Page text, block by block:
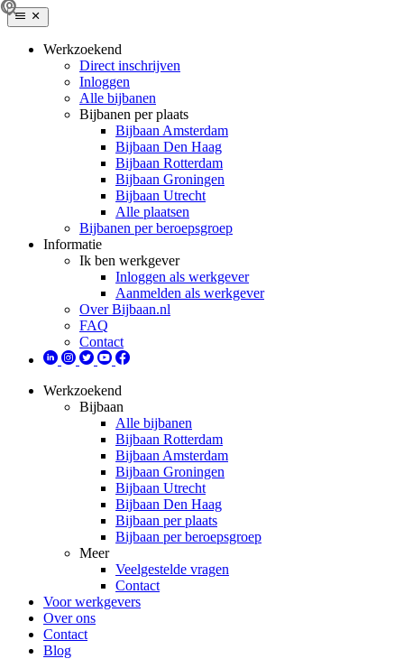
Werkzoekend
Direct inschrijven
Inloggen
Alle bijbanen
Bijbanen per plaats
Bijbaan Amsterdam
Bijbaan Den Haag
Bijbaan Rotterdam
Bijbaan Groningen
Bijbaan Utrecht
Alle plaatsen
Bijbanen per beroepsgroep
Informatie
Ik ben werkgever
Inloggen als werkgever
Aanmelden als werkgever
Over Bijbaan.nl
FAQ
Contact
Werkzoekend
Bijbaan
Alle bijbanen
Bijbaan Rotterdam
Bijbaan Amsterdam
Bijbaan Groningen
Bijbaan Utrecht
Bijbaan Den Haag
Bijbaan per plaats
Bijbaan per beroepsgroep
Meer
Veelgestelde vragen
Contact
Voor werkgevers
Over ons
Contact
Blog